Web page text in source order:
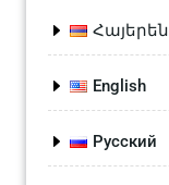
Հայերեն
English
Русский